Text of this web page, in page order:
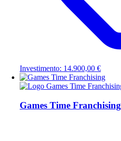
Investimento: 14.900,00 €
Games Time Franchising